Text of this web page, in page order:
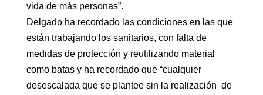
vida de más personas”.
Delgado ha recordado las condiciones en las que
están trabajando los sanitarios, con falta de
medidas de protección y reutilizando material
como batas y ha recordado que “cualquier
desescalada que se plantee sin la realización de